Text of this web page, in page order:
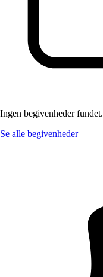
Ingen begivenheder fundet.
Se alle begivenheder